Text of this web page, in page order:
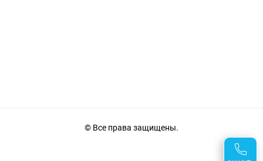
© Все права защищены.